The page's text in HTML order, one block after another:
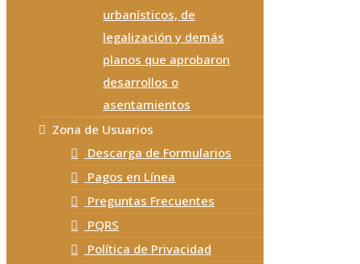
urbanísticos, de
legalización y demás
planos que aprobaron
desarrollos o
asentamientos
Zona de Usuarios
Descarga de Formularios
Pagos en Línea
Preguntas Frecuentes
PQRS
Política de Privacidad